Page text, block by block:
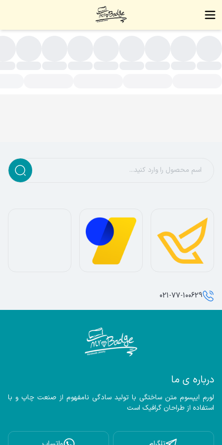
درباره ی ما
استفاده از طراحان گرافیک است
021-77-100629